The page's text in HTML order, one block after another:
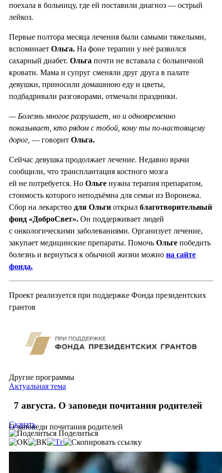
поехала в больницу, где ей поставили диагноз — острый
лейкоз.
Первые полтора месяца лечения были самыми тяжелыми,
вспоминает Ольга. На фоне терапии у неё развился
сахарный диабет. Ольга почти не вставала с больничной
кровати. Мама и супруг сменяли друг друга в палате
девушки, приносили домашнюю еду и цветы,
подбадривали разговорами, отмечали праздники.
— Болезнь многое разрушает, но и одновременно
показывает, кто рядом с тобой, кому ты по-настоящему
дорог, — говорит Ольга.
Сейчас девушка продолжает лечение. Недавно врачи
сообщили, что трансплантация костного мозга
ей не потребуется. Но Ольге нужна терапия препаратом,
стоимость которого неподъёмна для семьи из Воронежа.
Сбор на лекарство для Ольги открыл благотворительный
фонд «ДоброСвет». Он поддерживает людей
с онкологическими заболеваниями. Организует лечение,
закупает медицинские препараты. Помочь Ольге победить
болезнь и вернуться к обычной жизни можно на сайте
фонда.
Проект реализуется при поддержке Фонда президентских
грантов
Другие программы
Актуальная тема
7 августа. О заповеди почитания родителей
О заповеди почитания родителей
Скачать
Поделиться